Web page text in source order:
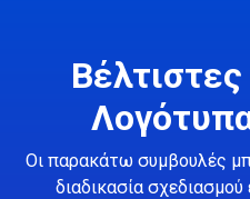
Οι παρακάτω συμβουλές
διαδικασία